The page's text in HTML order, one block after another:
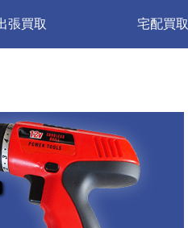
張買取 宅配買取